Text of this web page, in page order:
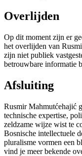
Overlijden
Op dit moment zijn er
het overlijden van
zijn niet publiek
betrouwbare informatie
Afsluiting
Rusmir Mahmutćehajić
technische expertise,
zeldzame wijze wist te
Bosnische intellectuele
pluralisme vormen een
vind je meer bekende